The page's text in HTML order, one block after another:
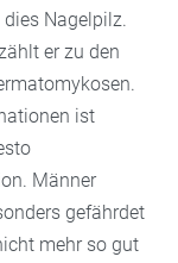
Nagelpilz.
er zu den
ist
Männer
gefährdet
mehr so gut